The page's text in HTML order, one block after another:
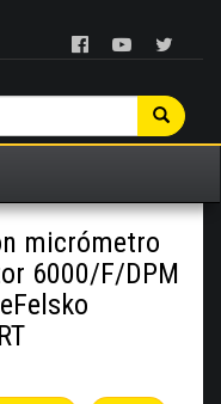
micrómetro
6000/F/DPM